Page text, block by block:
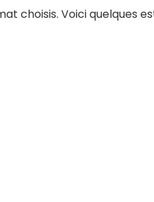
choisis. Voici quelques